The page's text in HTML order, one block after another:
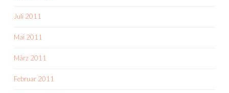
Juli 2011
Mai 2011
März 2011
Februar 2011